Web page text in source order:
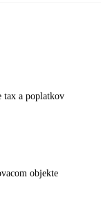
tax a poplatkov
objekte